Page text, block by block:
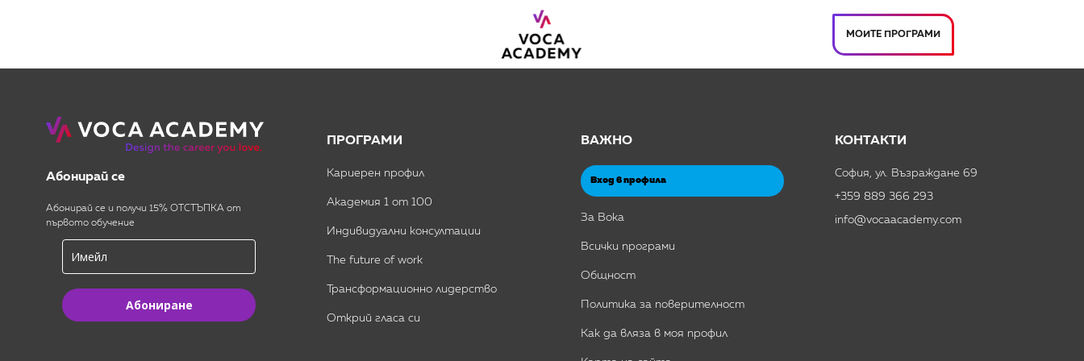
МОИТЕ ПРОГРАМИ
Абонирай се
Абонирай се и получи 15% ОТСТЪПКА от
първото обучение
Абониране
ПРОГРАМИ
Кариерен профил
Академия 1 от 100
Индивидуални консултации
The future of work
Трансформационно лидерство
Открий гласа си
ВАЖНО
Вход в профила
За Вока
Всички програми
Общност
Политика за поверителност
Как да вляза в моя профил
КОНТАКТИ
София, ул. Възраждане 69
+359 889 366 293
info@vocaacademy.com